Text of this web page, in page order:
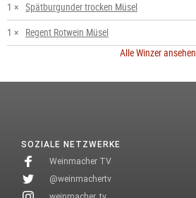
1 × Spätburgunder trocken Müsel
1 ×
Regent Rotwein Müsel
Alle Winzer ansehen
SOZIALE NETZWERKE
Weinmacher TV
@weinmachertv